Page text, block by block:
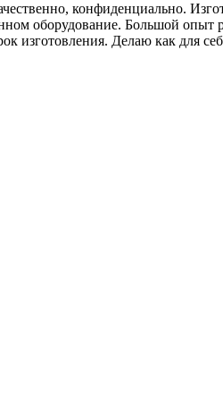
конфиденциально.
оборудование. Большой опыт
Делаю как для